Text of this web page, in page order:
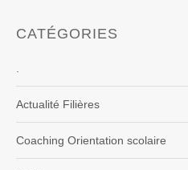
CATÉGORIES
Actualité Filières
Coaching Orientation scolaire